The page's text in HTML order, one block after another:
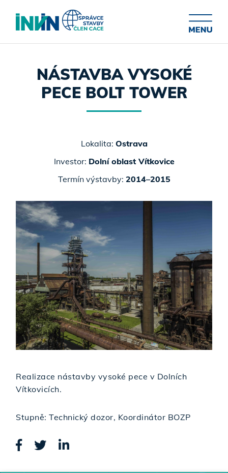
NÁSTAVBA VYSOKÉ
PECE BOLT TOWER
Lokalita: Ostrava
Investor: Dolní oblast Vítkovice
Termín výstavby: 2014–2015
Realizace nástavby vysoké pece v Dolních
Vítkovicích.
Stupně: Technický dozor, Koordinátor BOZP